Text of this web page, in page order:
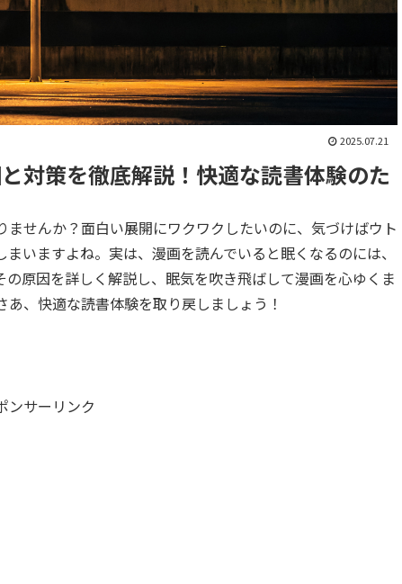
2025.07.21
対策を徹底解説！快適な読書体験のた
せんか？面白い展開にワクワクしたいのに、気づけばウト
いますよね。実は、漫画を読んでいると眠くなるのには、
原因を詳しく解説し、眠気を吹き飛ばして漫画を心ゆくま
、快適な読書体験を取り戻しましょう！
ンサーリンク